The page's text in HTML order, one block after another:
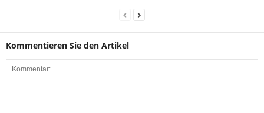
Kommentieren Sie den Artikel